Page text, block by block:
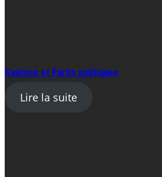
Cantons et Partis politiques
Lire la suite